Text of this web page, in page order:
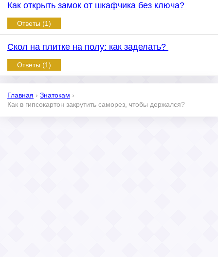
Как открыть замок от шкафчика без ключа?
Ответы (1)
Скол на плитке на полу: как заделать?
Ответы (1)
Главная › Знатокам ›
Как в гипсокартон закрутить саморез, чтобы держался?